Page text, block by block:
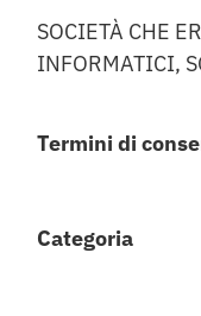
SOCIETÀ CHE
INFORMATICI,
Termini di
Categoria